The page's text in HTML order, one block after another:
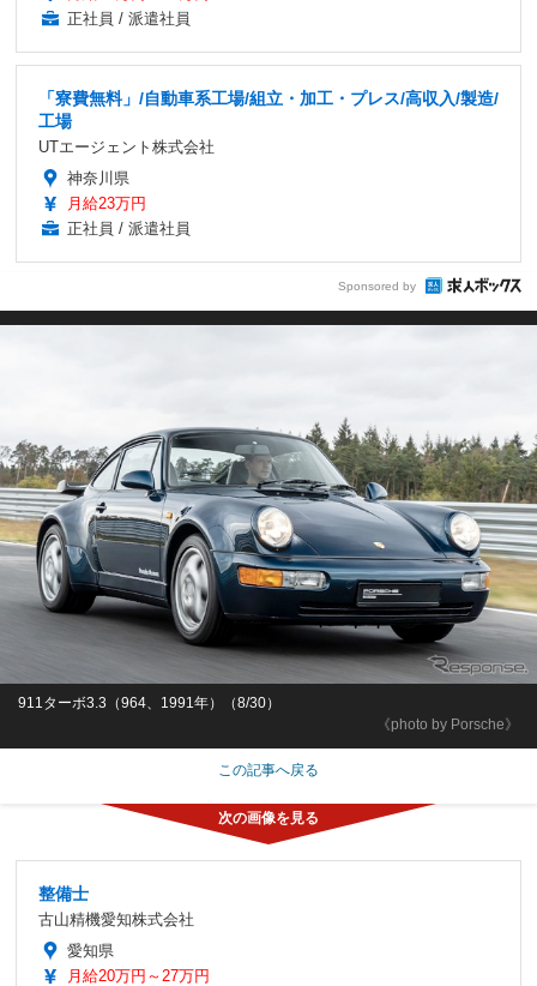
正社員 / 派遣社員
「寮費無料」/自動車系工場/組立・加工・プレス/高収入/製造/
工場
UTエージェント株式会社
神奈川県
月給23万円
正社員 / 派遣社員
Sponsored by
《photo by Porsche》
911ターボ3.3（964、1991年）（8/30）
この記事へ戻る
整備士
古山精機愛知株式会社
愛知県
月給20万円～27万円